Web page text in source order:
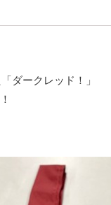
ダークレッド！」